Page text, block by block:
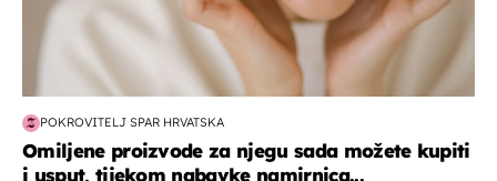
POKROVITELJ SPAR HRVATSKA
Omiljene proizvode za njegu sada možete kupiti
i usput, tijekom nabavke namirnica...